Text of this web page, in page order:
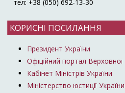
тел: +38 (050) 692-13-30
КОРИСНІ ПОСИЛАННЯ
Президент України
Офіційний портал Верховної
Кабінет Міністрів України
Міністерство юстиції України